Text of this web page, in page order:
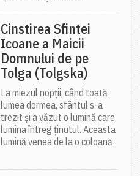
Cinstirea Sfintei
Icoane a Maicii
Domnului de pe
Tolga (Tolgska)
La miezul nopții, când toată
lumea dormea, sfântul s-a
trezit și a văzut o lumină care
lumina întreg ținutul. Aceasta
lumină venea de la o coloană